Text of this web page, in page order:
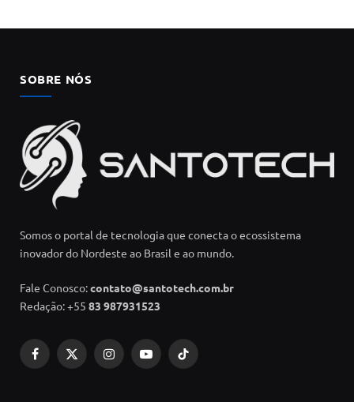
SOBRE NÓS
Somos o portal de tecnologia que conecta o ecossistema
inovador do Nordeste ao Brasil e ao mundo.
Fale Conosco:contato@santotech.com.br
Redação: +55 83 987931523
Facebook
X
InstagramYouTubeTikTok